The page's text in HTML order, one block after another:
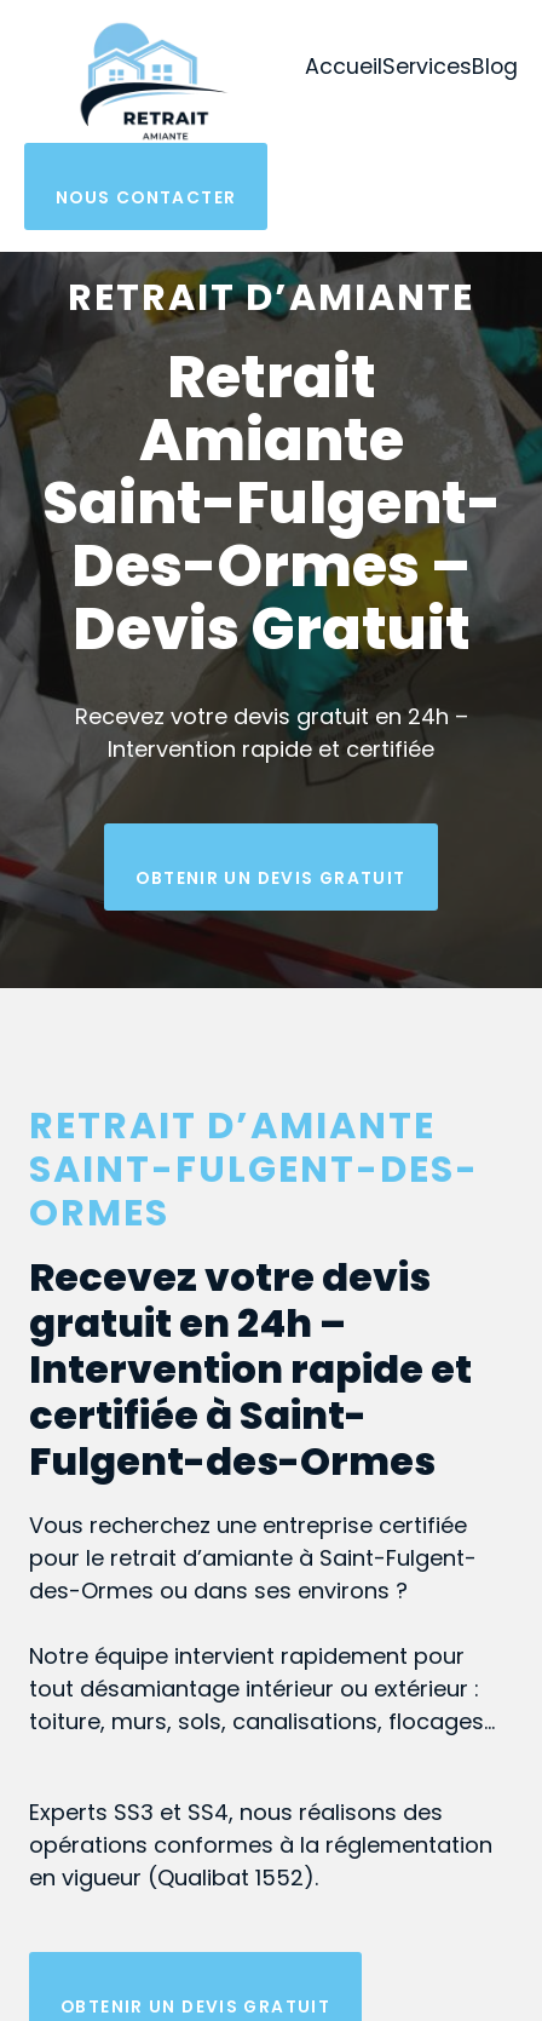
AccueilServicesBlog
NOUS CONTACTER
RETRAIT D’AMIANTE
Retrait
Amiante
Saint-Fulgent-
Des-Ormes –
Devis Gratuit
Recevez votre devis gratuit en 24h –
Intervention rapide et certifiée
OBTENIR UN DEVIS GRATUIT
RETRAIT D’AMIANTE
SAINT-FULGENT-DES-
ORMES
Recevez votre devis
gratuit en 24h –
Intervention rapide et
certifiée à Saint-
Fulgent-des-Ormes
Vous recherchez une entreprise certifiée
pour le retrait d’amiante à Saint-Fulgent-
des-Ormes ou dans ses environs ?
Notre équipe intervient rapidement pour
tout désamiantage intérieur ou extérieur :
toiture, murs, sols, canalisations, flocages…
Experts SS3 et SS4, nous réalisons des
opérations conformes à la réglementation
en vigueur (Qualibat 1552).
OBTENIR UN DEVIS GRATUIT